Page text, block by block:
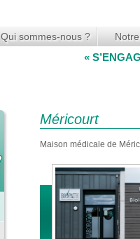
Qui sommes-nous ?
«
Méricourt
Maison médicale de